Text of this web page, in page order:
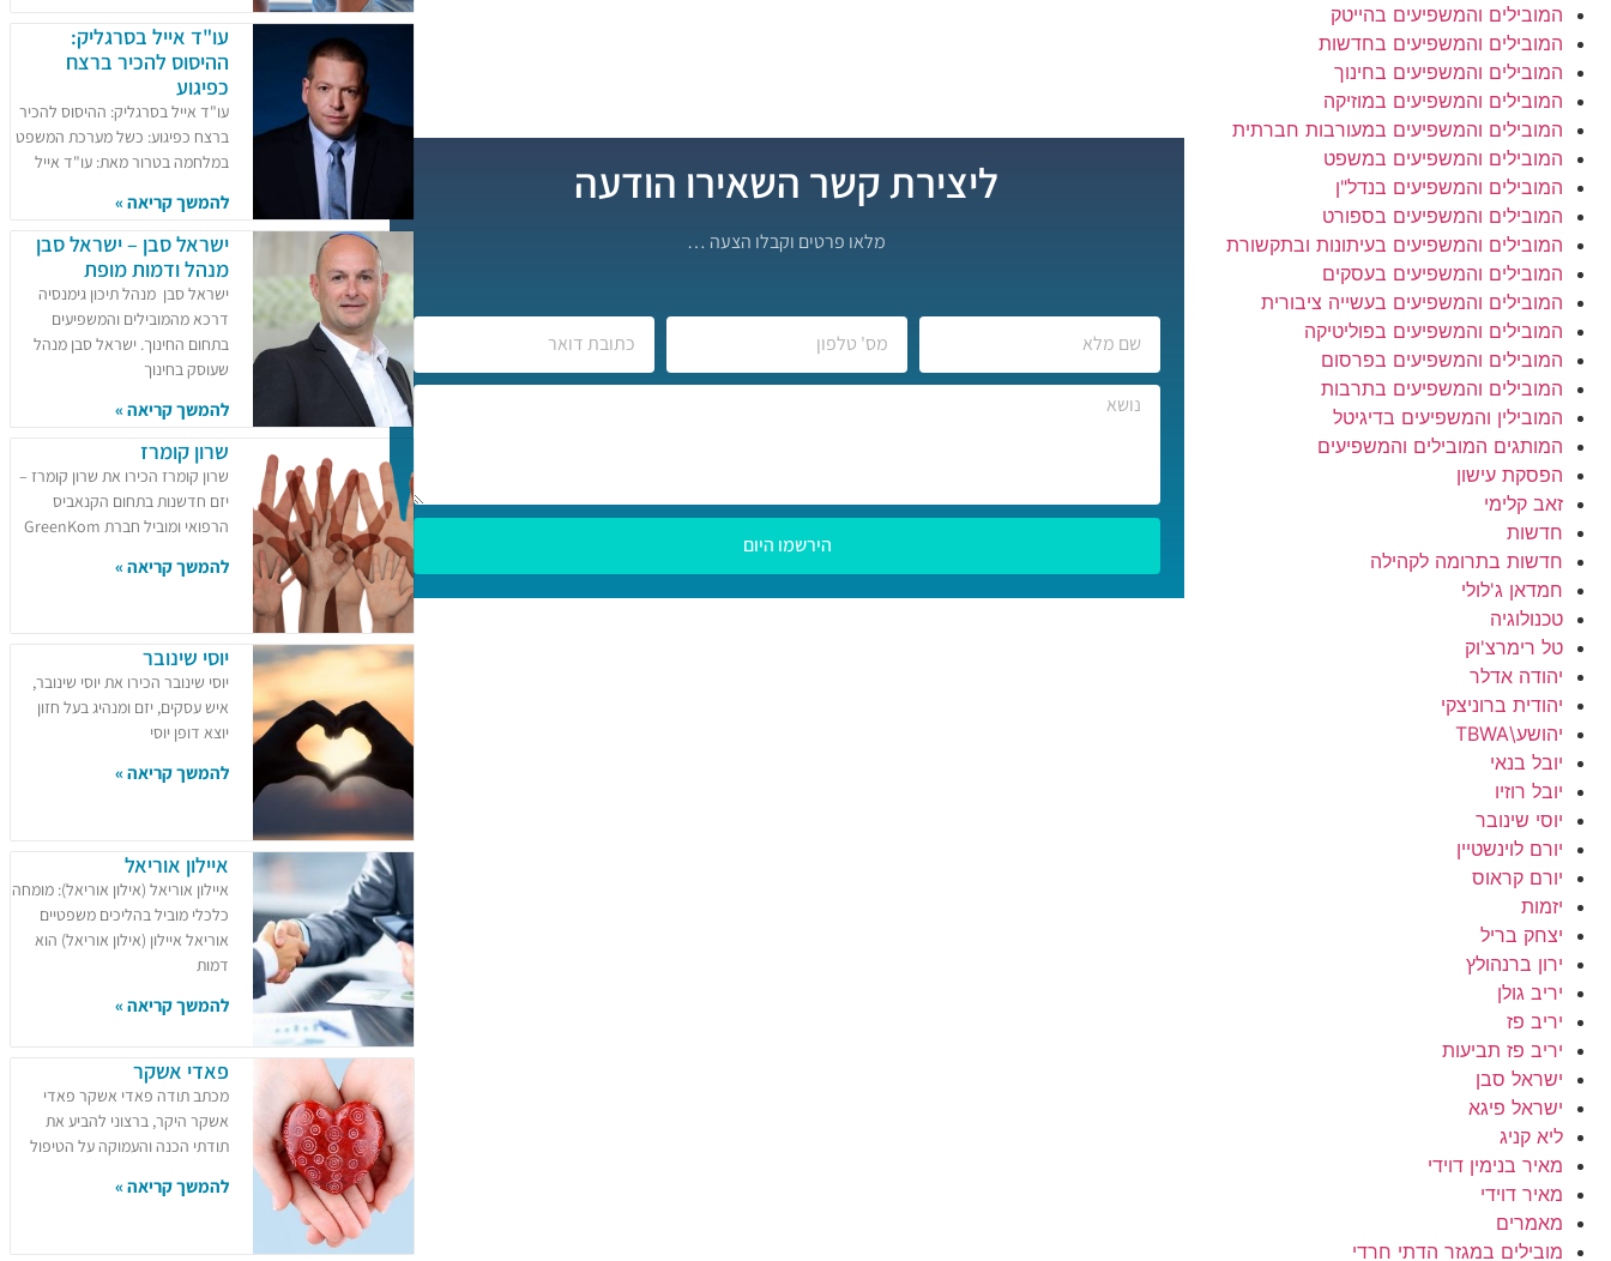
המובילים והמשפיעים בהייטק
המובילים והמשפיעים בחדשות
המובילים והמשפיעים בחינוך
המובילים והמשפיעים במוזיקה
המובילים והמשפיעים במעורבות חברתית
המובילים והמשפיעים במשפט
המובילים והמשפיעים בנדל"ן
המובילים והמשפיעים בספורט
המובילים והמשפיעים בעיתונות ובתקשורת
המובילים והמשפיעים בעסקים
המובילים והמשפיעים בעשייה ציבורית
המובילים והמשפיעים בפוליטיקה
המובילים והמשפיעים בפרסום
המובילים והמשפיעים בתרבות
המובילין והמשפיעים בדיגיטל
המותגים המובילים והמשפיעים
הפסקת עישון
זאב קלימי
חדשות
חדשות בתרומה לקהילה
חמדאן ג'לולי
טכנולוגיה
טל רימרצ'וק
יהודה אדלר
יהודית ברוניצקי
יהושע\TBWA
יובל בנאי
יובל רוזיו
יוסי שינובר
יורם לוינשטיין
יורם קראוס
יזמות
יצחק בריל
ירון ברנהולץ
יריב גולן
יריב פז
יריב פז תביעות
ישראל סבן
ישראל פיגא
ליא קניג
מאיר בנימין דוידי
מאיר דוידי
מאמרים
מובילים במגזר הדתי חרדי
ליצירת קשר השאירו הודעה
מלאו פרטים וקבלו הצעה …
הירשמו היום
עו"ד אייל בסרגליק:
ההיסוס להכיר ברצח
כפיגוע
עו"ד אייל בסרגליק: ההיסוס להכיר
ברצח כפיגוע: כשל מערכת המשפט
במלחמה בטרור מאת: עו"ד אייל
להמשך קריאה »
ישראל סבן – ישראל סבן
מנהל ודמות מופת
ישראל סבן מנהל תיכון גימנסיה
דרכא מהמובילים והמשפיעים
בתחום החינוך. ישראל סבן מנהל
שעוסק בחינוך
להמשך קריאה »
שרון קומרז
שרון קומרז הכירו את שרון קומרז –
יזם חדשנות בתחום הקנאביס
הרפואי ומוביל חברת GreenKom
להמשך קריאה »
יוסי שינובר
יוסי שינובר הכירו את יוסי שינובר,
איש עסקים, יזם ומנהיג בעל חזון
יוצא דופן יוסי
להמשך קריאה »
איילון אוריאל
איילון אוריאל (אילון אוריאל): מומחה
כלכלי מוביל בהליכים משפטיים
אוריאל איילון (אילון אוריאל) הוא
דמות
להמשך קריאה »
פאדי אשקר
מכתב תודה פאדי אשקר פאדי
אשקר היקר, ברצוני להביע את
תודתי הכנה והעמוקה על הטיפול
להמשך קריאה »